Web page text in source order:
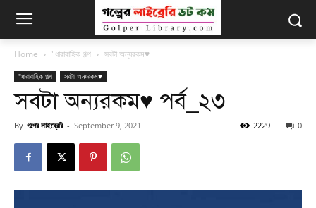
Home "ধারাবাহিক গল্প সবটা অন্যরকম♥
"ধারাবাহিক গল্প সবটা অন্যরকম♥
সবটা অন্যরকম♥ পর্ব_২৩
By গল্পের লাইব্রেরি - September 9, 2021 0
2229